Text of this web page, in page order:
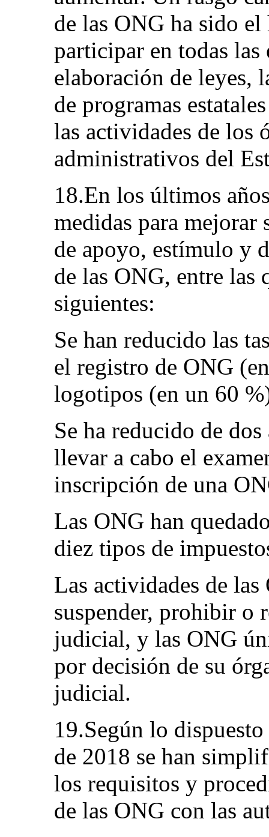
de las ONG ha sido el
participar en todas
elaboración de leyes,
de programas
las actividades de los
administrativos del
18.En los últimos
medidas para mejorar
de apoyo, estímulo y
de las ONG, entre las
siguientes:
Se han reducido las
el registro de ONG
logotipos (en un 60
Se ha reducido de
llevar a cabo el
inscripción de una
Las ONG han
diez tipos de
Las actividades de
suspender, prohibir o
judicial, y las ONG
por decisión de su
judicial.
19.Según lo
de 2018 se han
los requisitos y
de las ONG con las